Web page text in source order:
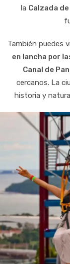
la Calzada
También puedes
en lancha por
Canal de
cercanos. La
historia y